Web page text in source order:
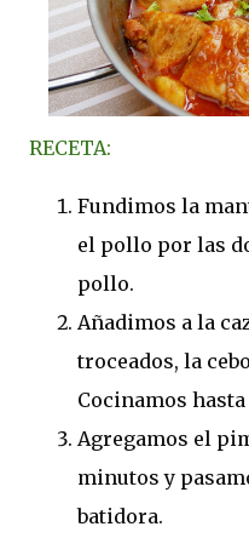
RECETA:
Fundimos la
el pollo por las
pollo.
Añadimos a la
troceados, la
Cocinamos
Agregamos el
minutos y
batidora.